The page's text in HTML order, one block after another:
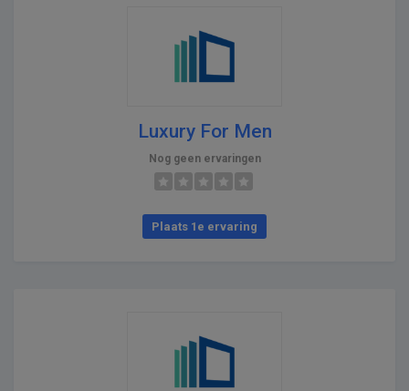
Luxury For Men
Nog geen ervaringen
Plaats 1e ervaring